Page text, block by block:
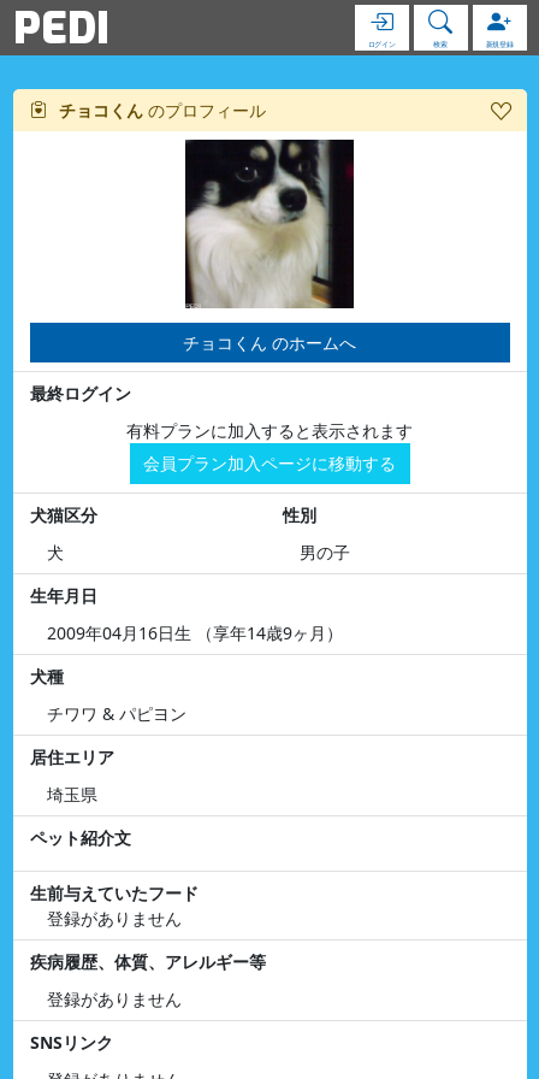
PEDI ログイン 検索 新規登録
チョコくん のプロフィール
チョコくん のホームへ
最終ログイン
有料プランに加入すると表示されます
会員プラン加入ページに移動する
犬猫区分
犬
性別
男の子
生年月日
2009年04月16日生 （享年14歳9ヶ月）
犬種
チワワ & パピヨン
居住エリア
埼玉県
ペット紹介文
生前与えていたフード
登録がありません
疾病履歴、体質、アレルギー等
登録がありません
SNSリンク